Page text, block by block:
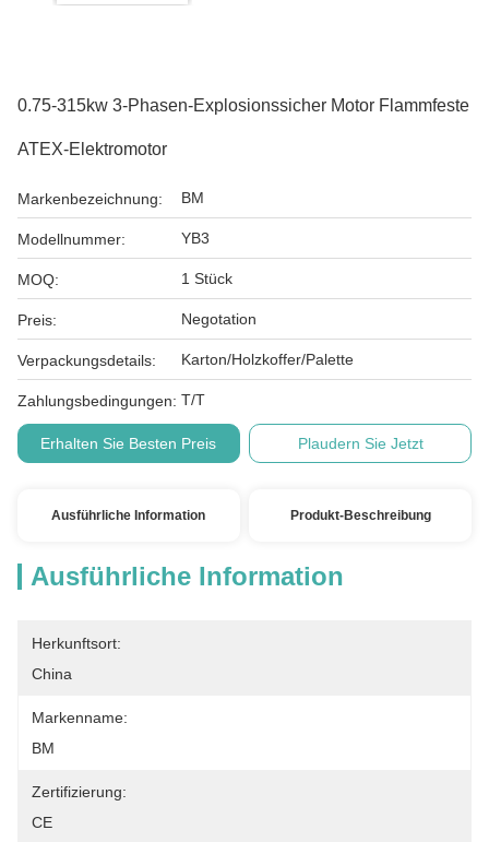
0.75-315kw 3-Phasen-Explosionssicher Motor Flammfeste
ATEX-Elektromotor
Markenbezeichnung: BM
Modellnummer: YB3
MOQ: 1 Stück
Preis: Negotation
Verpackungsdetails: Karton/Holzkoffer/Palette
Zahlungsbedingungen: T/T
Erhalten Sie Besten Preis Plaudern Sie Jetzt
Ausführliche Information Produkt-Beschreibung
Ausführliche Information
Herkunftsort:
China
Markenname:
BM
Zertifizierung:
CE